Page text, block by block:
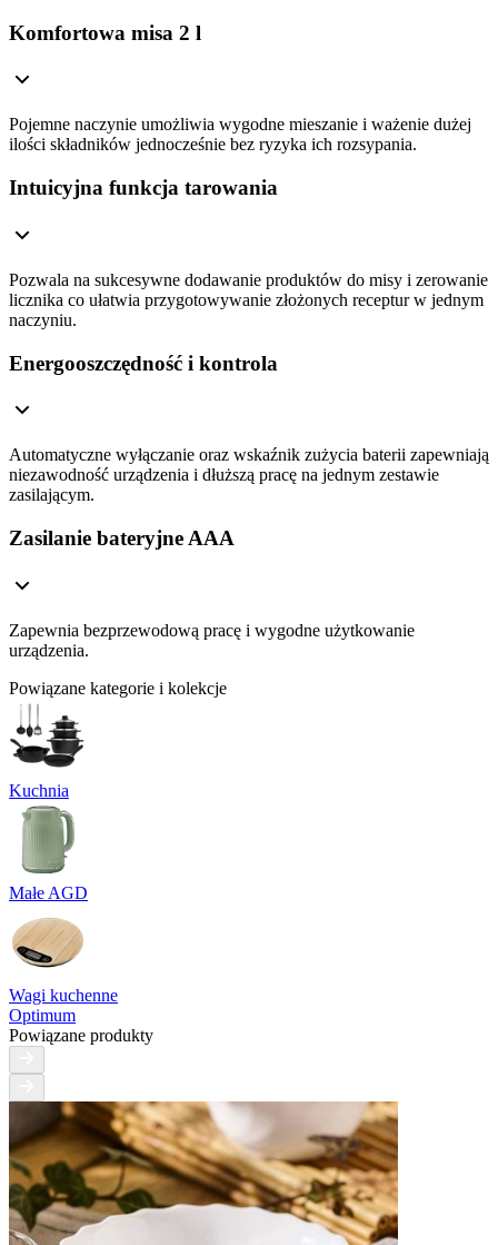
Komfortowa misa 2 l
Pojemne naczynie umożliwia wygodne mieszanie i ważenie dużej
ilości składników jednocześnie bez ryzyka ich rozsypania.
Intuicyjna funkcja tarowania
Pozwala na sukcesywne dodawanie produktów do misy i zerowanie
licznika co ułatwia przygotowywanie złożonych receptur w jednym
naczyniu.
Energooszczędność i kontrola
Automatyczne wyłączanie oraz wskaźnik zużycia baterii zapewniają
niezawodność urządzenia i dłuższą pracę na jednym zestawie
zasilającym.
Zasilanie bateryjne AAA
Zapewnia bezprzewodową pracę i wygodne użytkowanie
urządzenia.
Powiązane kategorie i kolekcje
Kuchnia
Małe AGD
Wagi kuchenne
Optimum
Powiązane produkty